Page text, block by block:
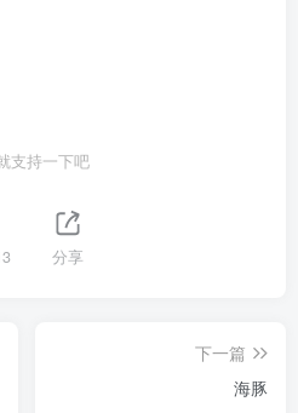
支持一下吧
分享
下一篇
海豚